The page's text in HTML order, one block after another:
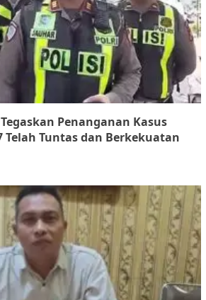
Penanganan Kasus
Telah Tuntas dan Berkekuatan